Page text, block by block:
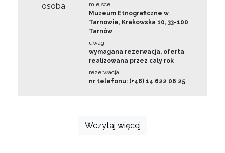
osoba
miejsce
Muzeum Etnograficzne w
Tarnowie, Krakowska 10, 33-100
Tarnów
uwagi
wymagana rezerwacja, oferta
realizowana przez cały rok
rezerwacja
nr telefonu: (+48) 14 622 06 25
Wczytaj więcej